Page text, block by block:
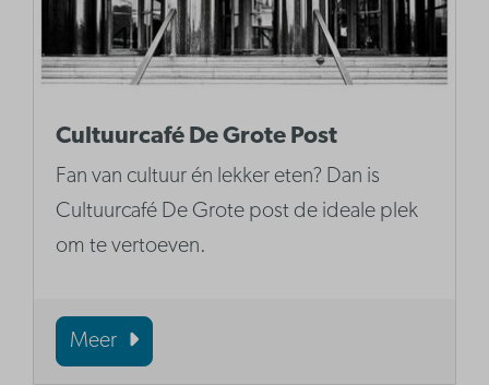
Cultuurcafé De Grote Post
Fan van cultuur én lekker eten? Dan is
Cultuurcafé De Grote post de ideale plek
om te vertoeven.
Meer